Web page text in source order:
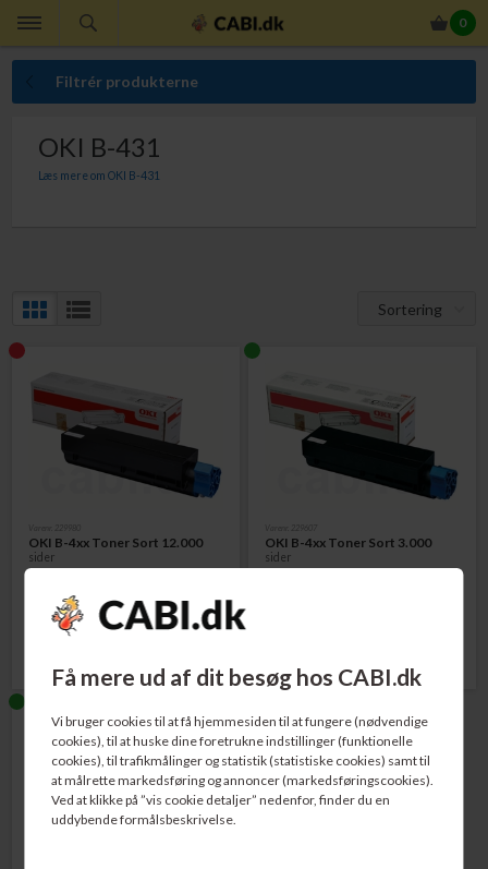
Få mere ud af dit besøg hos CABI.dk
Vi bruger cookies til at få hjemmesiden til at fungere (nødvendige
cookies), til at huske dine foretrukne indstillinger (funktionelle
cookies), til trafikmålinger og statistik (statistiske cookies) samt til
at målrette markedsføring og annoncer (markedsføringscookies).
Ved at klikke på ”vis cookie detaljer” nedenfor, finder du en
uddybende formålsbeskrivelse.
0
Filtrér produkterne
OKI B-431
Læs mere om OKI B-431
Sortering
OKI B-4xx Toner Sort 12.000
sider
1.676,00 DKK
OKI B-4xx Toner Sort 3.000
sider